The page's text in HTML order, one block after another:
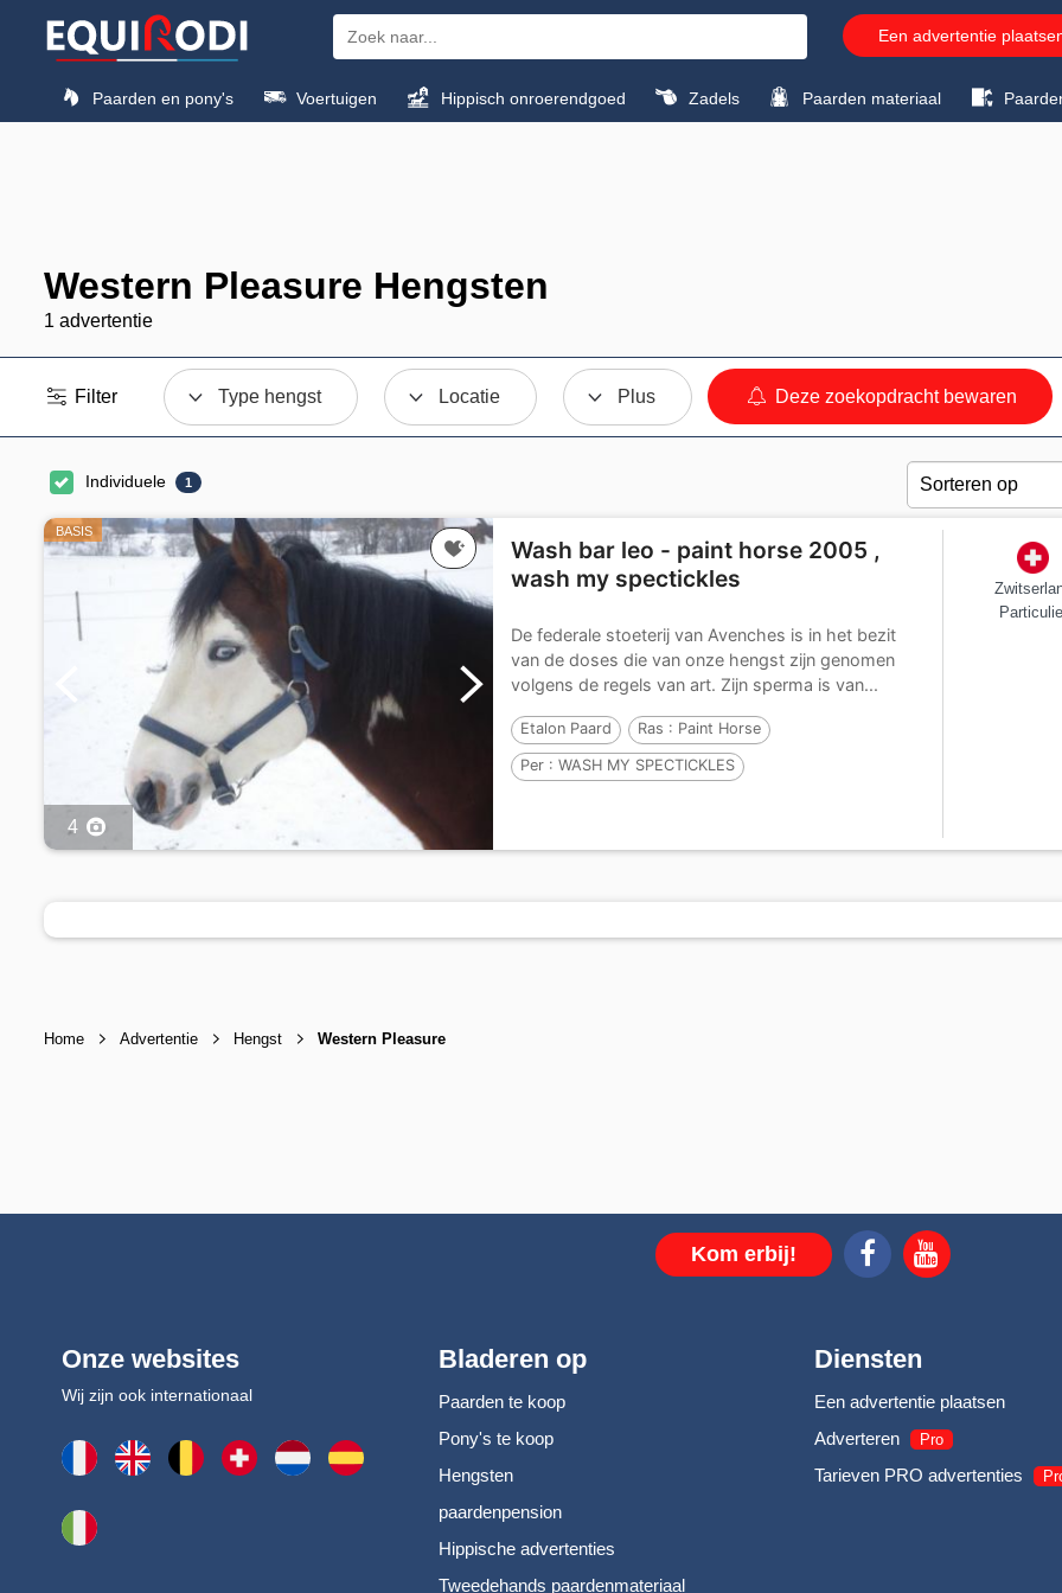
Een advertentie
Paarden en pony's Voertuigen Hippisch onroerendgoed Zadels Paarden materiaal
Western Pleasure Hengsten
1 advertentie
Filter Type hengst Locatie Plus Deze zoekopdracht bewaren
Individuele 1
BASIS
4
Wash bar leo - paint horse 2005 ,
wash my spectickles
De federale stoeterij van Avenches is in het bezit
van de doses die van onze hengst zijn genomen
volgens de regels van art. Zijn sperma is van...
Etalon Paard Ras : Paint Horse
Per :WASH MY SPECTICKLES
Home Advertentie Hengst Western Pleasure
Kom erbij!
Onze websites
Wij zijn ook internationaal
Bladeren op
Paarden te koop
Pony's te koop
Hengsten
paardenpension
Hippische advertenties
Tweedehands paardenmateriaal
Diensten
Een advertentie plaatsen
Adverteren
Pro
Tarieven PRO advertenties